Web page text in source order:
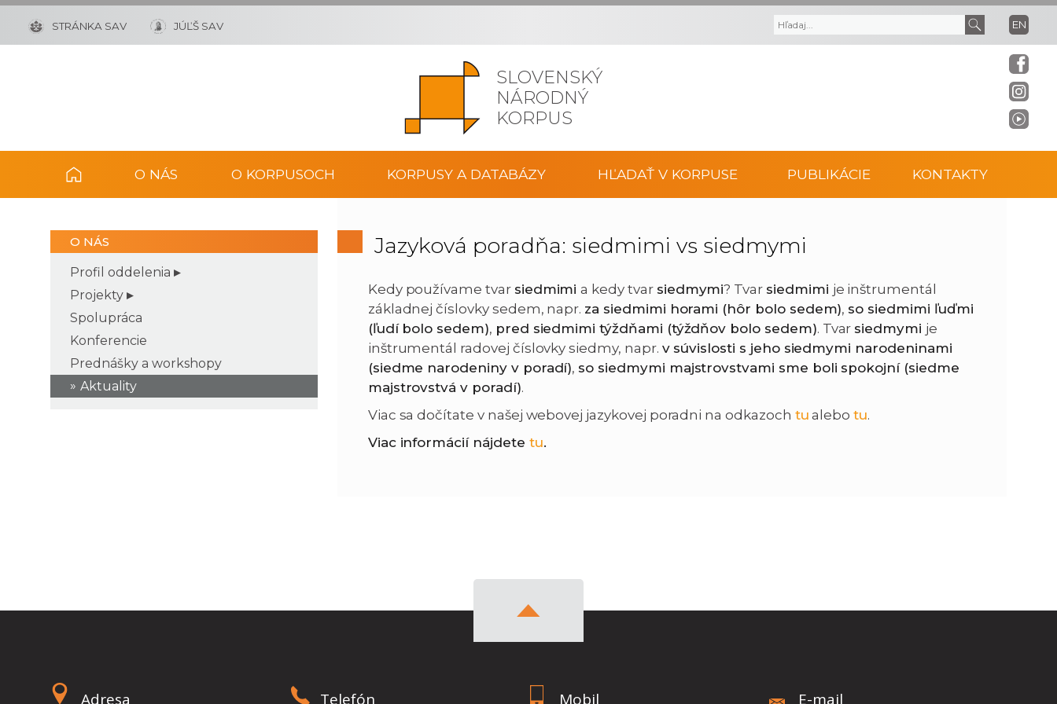
SLOVENSKÝ
NÁRODNÝ
KORPUS
STRÁNKA SAV JÚĽŠ SAV EN
ľ
v
a
ľ
t
O NÁS O KORPUSOCH KORPUSY A DATABÁZY HĽADAŤ V KORPUSE PUBLIKÁCIE KONTAKTY
O NÁS
Profil oddelenia
Projekty
Spolupráca
Konferencie
Prednášky a workshopy
Aktuality
Jazyková poradňa: siedmimi vs siedmymi
Kedy používame tvar siedmimia kedy tvar siedmymi? Tvar siedmimi je inštrumentál
základnej číslovky sedem, napr. za siedmimi horami (hôr bolo sedem), so siedmimi ľuďmi
(ľudí bolo sedem), pred siedmimi týždňami (týždňov bolo sedem). Tvar siedmymi je
inštrumentál radovej číslovky siedmy, napr. v súvislosti s jeho siedmymi narodeninami
(siedme narodeniny v poradí), so siedmymi majstrovstvami sme boli spokojní (siedme
majstrovstvá v poradí).
Viac sa dočítate v našej webovej jazykovej poradni na odkazoch tu alebotu.
Viac informácií nájdete tu.
Adresa Telefón Mobil E-mail